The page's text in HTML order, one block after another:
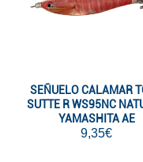
SEÑUELO CALAMAR
SUTTE R WS95NC
YAMASHITA AE
9,35€